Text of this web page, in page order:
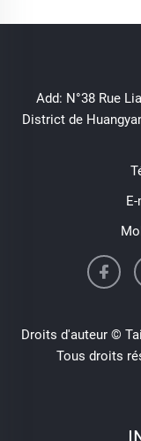
Add: N°38 Rue
District de
Droits d'auteur ©
Tous droits